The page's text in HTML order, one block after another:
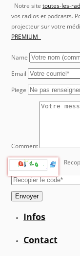
Notre site toutes-les-
vos radios et podcasts.
projecteur sur votre
PREMIUM
Name
Email
Piege
Comment
Envoyer
Infos
Contact